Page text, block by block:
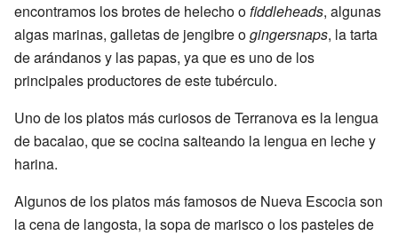
encontramos los brotes de helecho ofiddleheads, algunas
algas marinas, galletas de jengibre ogingersnaps, la tarta
de arándanos y las papas, ya que es uno de los
principales productores de este tubérculo.
Uno de los platos más curiosos de Terranova es la lengua
de bacalao, que se cocina salteando la lengua en leche y
harina.
Algunos de los platos más famosos de Nueva Escocia son
la cena de langosta, la sopa de marisco o los pasteles de